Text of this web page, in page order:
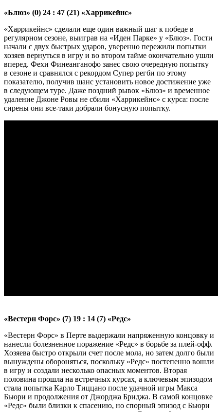
«Блюз» (0) 24 : 47 (21) «Харрикейнс»
«Харрикейнс» сделали еще один важный шаг к победе в
регулярном сезоне, выиграв на «Иден Парке» у «Блюз». Гости
начали с двух быстрых ударов, уверенно пережили попытки
хозяев вернуться в игру и во втором тайме окончательно ушли
вперед. Фехи Финеанганофо занес свою очередную попытку
в сезоне и сравнялся с рекордом Супер регби по этому
показателю, получив шанс установить новое достижение уже
в следующем туре. Даже поздний рывок «Блюз» и временное
удаление Джоне Ровы не сбили «Харрикейнс» с курса: после
сирены они все-таки добрали бонусную попытку.
«Вестерн Форс» (7) 19 : 14 (7) «Редс»
«Вестерн Форс» в Перте выдержали напряженную концовку и
нанесли болезненное поражение «Редс» в борьбе за плей-офф.
Хозяева быстро открыли счет после мола, но затем долго были
вынуждены обороняться, поскольку «Редс» постепенно вошли
в игру и создали несколько опасных моментов. Вторая
половина прошла на встречных курсах, а ключевым эпизодом
стала попытка Карло Тиццано после удачной игры Макса
Бьюри и продолжения от Джорджа Бриджа. В самой концовке
«Редс» были близки к спасению, но спорный эпизод с Бьюри